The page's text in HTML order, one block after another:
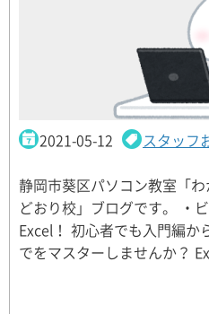
2021-05-12 スタッフ
静岡市葵区パソコン教室「
どおり校」ブログです。 ・
Excel！ 初心者でも入門編か
でをマスターしませんか？